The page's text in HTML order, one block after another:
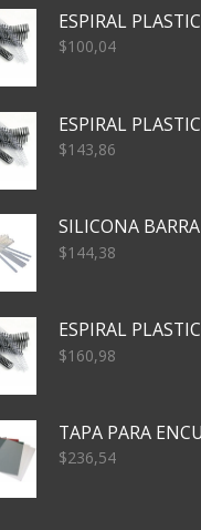
$100,04
$143,86
$144,38
$160,98
$236,54